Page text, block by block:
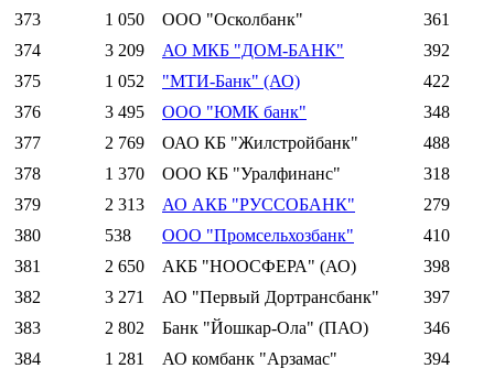
373
1 050 ООО "Осколбанк"
361
374
3 209 АО МКБ "ДОМ-БАНК"
392
375
1 052 "МТИ-Банк" (АО)
422
376
3 495 ООО "ЮМК банк"
348
377
2 769 ОАО КБ "Жилстройбанк"
488
378
1 370 ООО КБ "Уралфинанс"
318
379
2 313 АО АКБ "РУССОБАНК"
279
380
538 ООО "Промсельхозбанк"
410
381
2 650 АКБ "НООСФЕРА" (АО)
398
382
3 271 АО "Первый Дортрансбанк"
397
383
2 802 Банк "Йошкар-Ола" (ПАО)
346
384
1 281 АО комбанк "Арзамас" 394